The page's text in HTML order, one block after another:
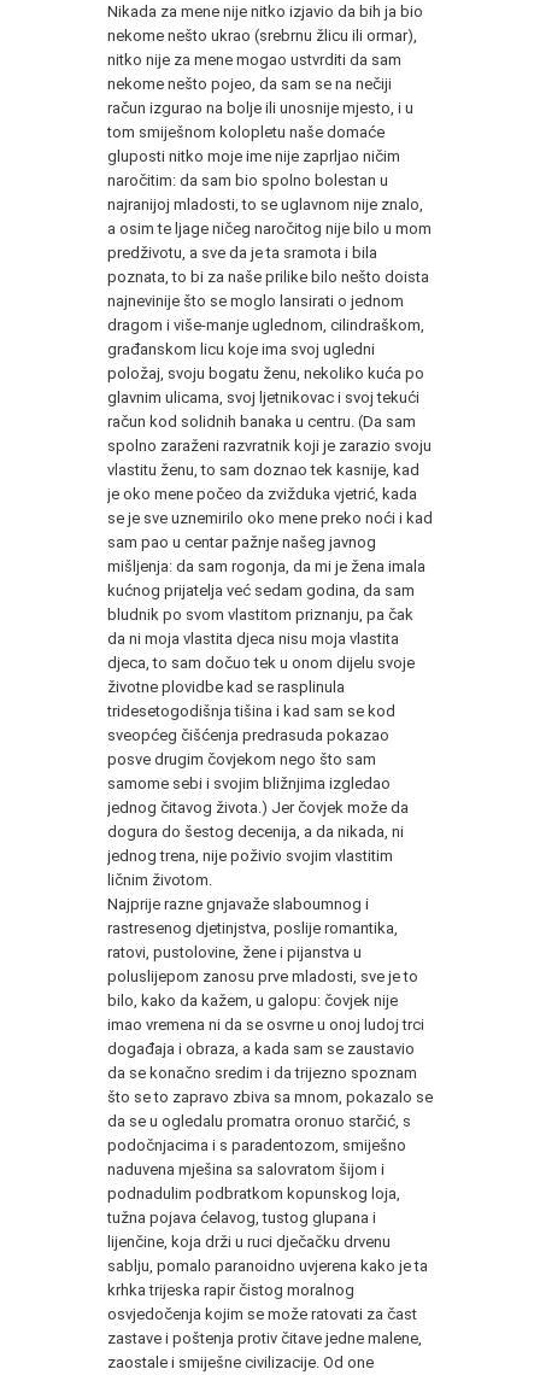
Nikada za mene nije nitko izjavio da bih ja bio
nekome nešto ukrao (srebrnu žlicu ili ormar),
nitko nije za mene mogao ustvrditi da sam
nekome nešto pojeo, da sam se na nečiji
račun izgurao na bolje ili unosnije mjesto, i u
tom smiješnom kolopletu naše domaće
gluposti nitko moje ime nije zaprljao ničim
naročitim: da sam bio spolno bolestan u
najranijoj mladosti, to se uglavnom nije znalo,
a osim te ljage ničeg naročitog nije bilo u mom
predživotu, a sve da je ta sramota i bila
poznata, to bi za naše prilike bilo nešto doista
najnevinije što se moglo lansirati o jednom
dragom i više-manje uglednom, cilindraškom,
građanskom licu koje ima svoj ugledni
položaj, svoju bogatu ženu, nekoliko kuća po
glavnim ulicama, svoj ljetnikovac i svoj tekući
račun kod solidnih banaka u centru. (Da sam
spolno zaraženi razvratnik koji je zarazio svoju
vlastitu ženu, to sam doznao tek kasnije, kad
je oko mene počeo da zvižduka vjetrić, kada
se je sve uznemirilo oko mene preko noći i kad
sam pao u centar pažnje našeg javnog
mišljenja: da sam rogonja, da mi je žena imala
kućnog prijatelja već sedam godina, da sam
bludnik po svom vlastitom priznanju, pa čak
da ni moja vlastita djeca nisu moja vlastita
djeca, to sam dočuo tek u onom dijelu svoje
životne plovidbe kad se rasplinula
tridesetogodišnja tišina i kad sam se kod
sveopćeg čišćenja predrasuda pokazao
posve drugim čovjekom nego što sam
samome sebi i svojim bližnjima izgledao
jednog čitavog života.) Jer čovjek može da
dogura do šestog decenija, a da nikada, ni
jednog trena, nije poživio svojim vlastitim
ličnim životom.
Najprije razne gnjavaže slaboumnog i
rastresenog djetinjstva, poslije romantika,
ratovi, pustolovine, žene i pijanstva u
poluslijepom zanosu prve mladosti, sve je to
bilo, kako da kažem, u galopu: čovjek nije
imao vremena ni da se osvrne u onoj ludoj trci
događaja i obraza, a kada sam se zaustavio
da se konačno sredim i da trijezno spoznam
što se to zapravo zbiva sa mnom, pokazalo se
da se u ogledalu promatra oronuo starčić, s
podočnjacima i s paradentozom, smiješno
naduvena mješina sa salovratom šijom i
podnadulim podbratkom kopunskog loja,
tužna pojava ćelavog, tustog glupana i
lijenčine, koja drži u ruci dječačku drvenu
sablju, pomalo paranoidno uvjerena kako je ta
krhka trijeska rapir čistog moralnog
osvjedočenja kojim se može ratovati za čast
zastave i poštenja protiv čitave jedne malene,
zaostale i smiješne civilizacije. Od one